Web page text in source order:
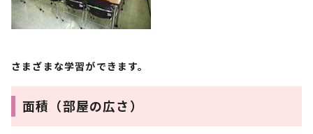
さまざまな学習ができます。
面積（部屋の広さ）